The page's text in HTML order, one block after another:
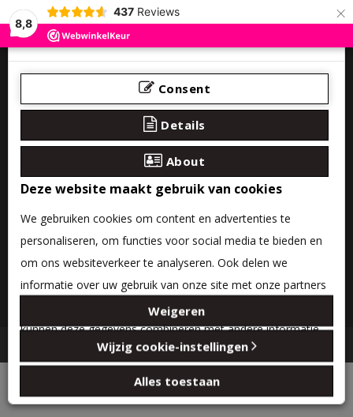
8,8
437 Reviews ×
0 product(en) - €0,00
Consent
Details
About
Deze website maakt gebruik van cookies
We gebruiken cookies om content en advertenties te
personaliseren, om functies voor social media te bieden en
om ons websiteverkeer te analyseren. Ook delen we
informatie over uw gebruik van onze site met onze partners
voor social media, adverteren en analyse. Deze partners
kunnen deze gegevens combineren met andere informatie
die u aan ze heeft verstrekt of die ze hebben verzameld op
basis van uw gebruik van hun services.
Weigeren
Wijzig cookie-instellingen
Alles toestaan